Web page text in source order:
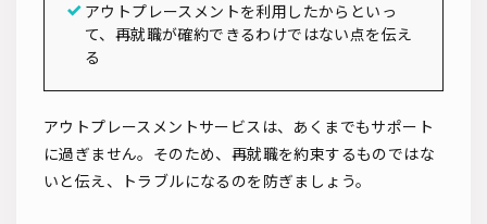
アウトプレースメントを利用したからといっ
て、再就職が確約できるわけではない点を伝え
る
アウトプレースメントサービスは、あくまでもサポート
に過ぎません。そのため、再就職を約束するものではな
いと伝え、トラブルになるのを防ぎましょう。